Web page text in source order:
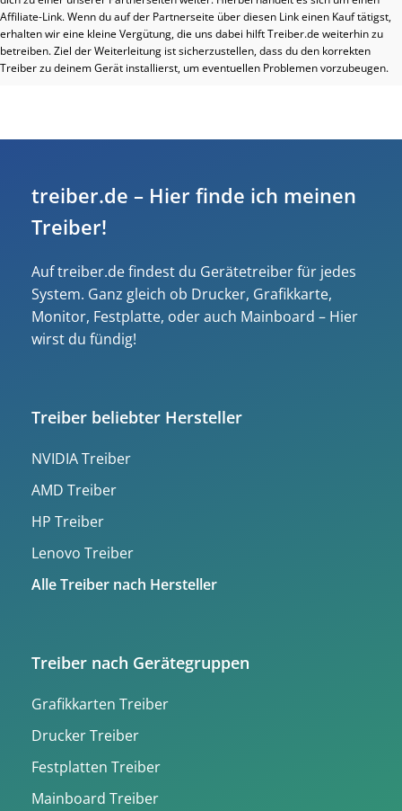
Affiliate-Link. Wenn du auf der Partnerseite über diesen Link einen Kauf tätigst,
erhalten wir eine kleine Vergütung, die uns dabei hilft Treiber.de weiterhin zu
betreiben. Ziel der Weiterleitung ist sicherzustellen, dass du den korrekten
Treiber zu deinem Gerät installierst, um eventuellen Problemen vorzubeugen.
treiber.de – Hier finde ich meinen
Treiber!
Auf treiber.de findest du Gerätetreiber für jedes
System. Ganz gleich ob Drucker, Grafikkarte,
Monitor, Festplatte, oder auch Mainboard – Hier
wirst du fündig!
Treiber beliebter Hersteller
NVIDIA Treiber
AMD Treiber
HP Treiber
Lenovo Treiber
Alle Treiber nach Hersteller
Treiber nach Gerätegruppen
Grafikkarten Treiber
Drucker Treiber
Festplatten Treiber
Mainboard Treiber